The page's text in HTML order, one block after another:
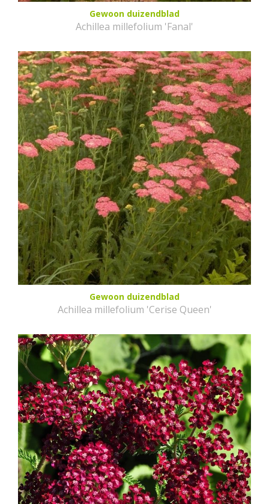
Gewoon duizendblad
Achillea millefolium 'Fanal'
Gewoon duizendblad
Achillea millefolium 'Cerise Queen'